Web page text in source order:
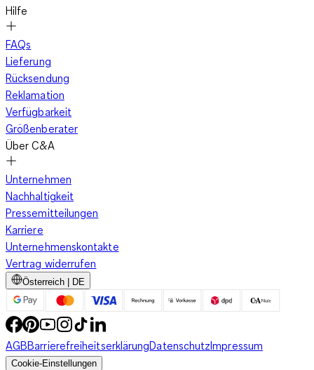
Hilfe
FAQs
Lieferung
Rücksendung
Reklamation
Verfügbarkeit
Größenberater
Über C&A
Unternehmen
Nachhaltigkeit
Pressemitteilungen
Karriere
Unternehmenskontakte
Vertrag widerrufen
Österreich | DE
AGBBarrierefreiheitserklärungDatenschutzImpressum
Cookie-Einstellungen